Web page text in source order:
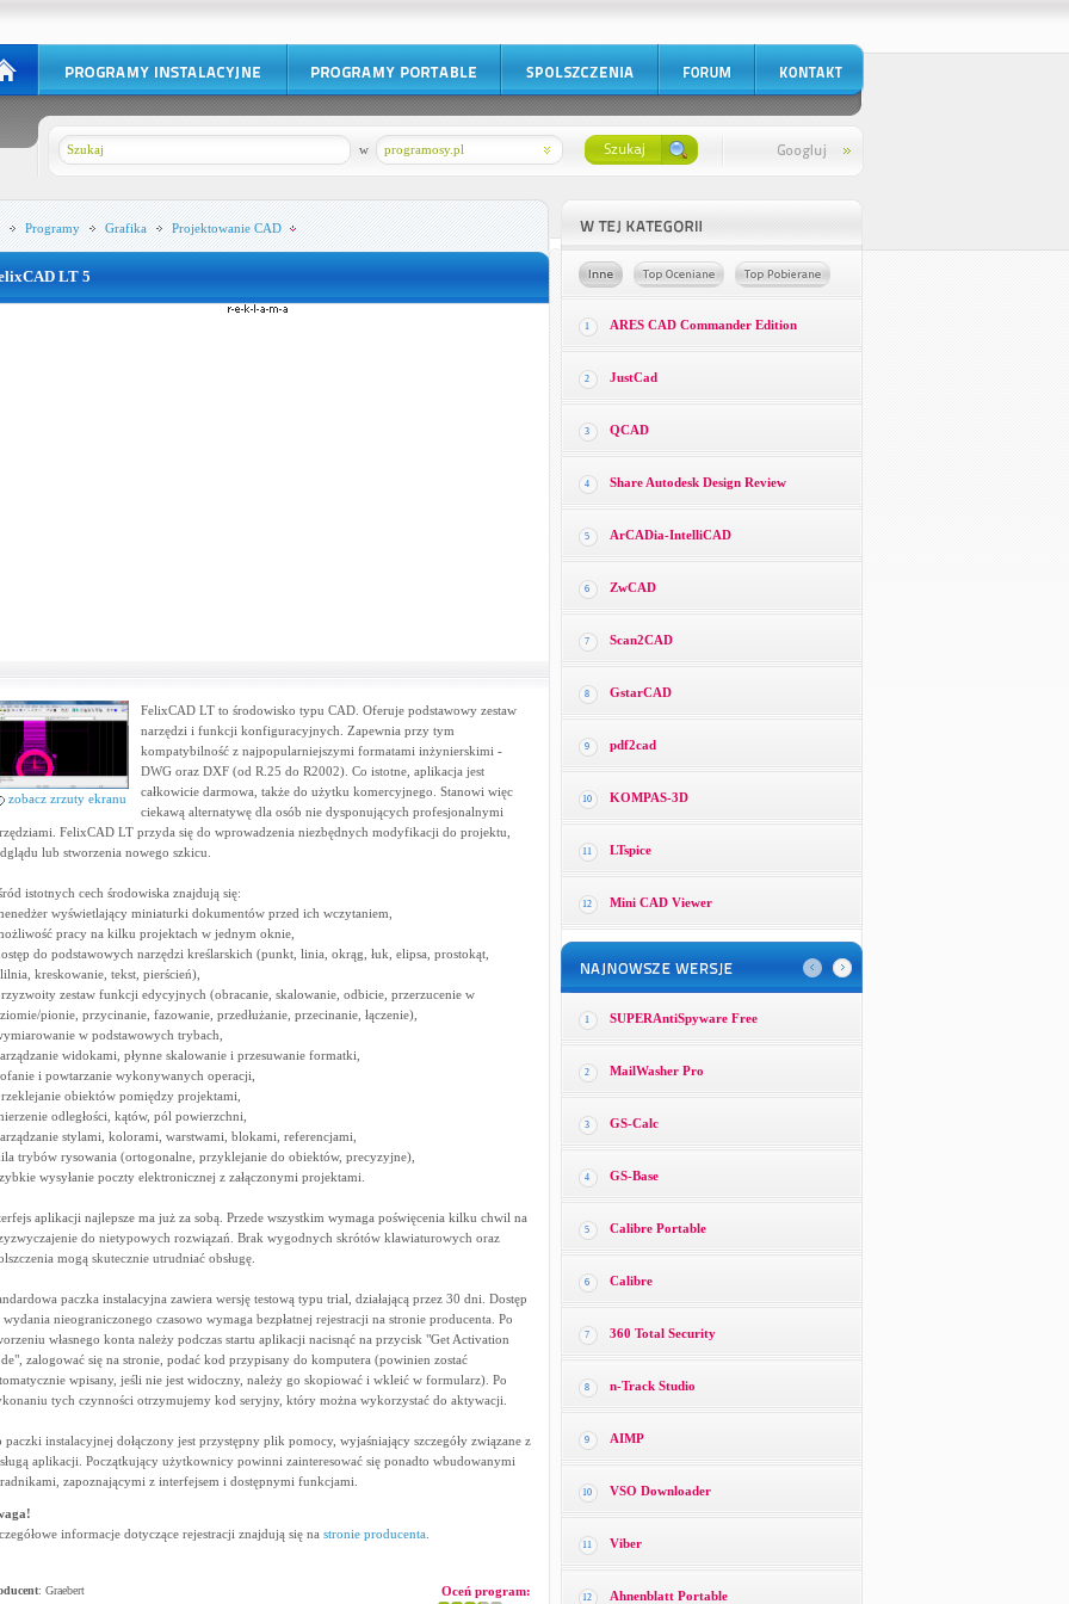
programosy.pl
w
Programy Grafika Projektowanie CAD
LT 5
zobacz zrzuty ekranu
FelixCAD LT to środowisko typu CAD. Oferuje podstawowy zestaw
narzędzi i funkcji konfiguracyjnych. Zapewnia przy tym
kompatybilność z najpopularniejszymi formatami inżynierskimi -
DWG oraz DXF (od R.25 do R2002). Co istotne, aplikacja jest
całkowicie darmowa, także do użytku komercyjnego. Stanowi więc
ciekawą alternatywę dla osób nie dysponujących profesjonalnymi
FelixCAD LT przyda się do wprowadzenia niezbędnych modyfikacji do projektu,
lub stworzenia nowego szkicu.
istotnych cech środowiska znajdują się:
wyświetlający miniaturki dokumentów przed ich wczytaniem,
pracy na kilku projektach w jednym oknie,
do podstawowych narzędzi kreślarskich (punkt, linia, okrąg, łuk, elipsa, prostokąt,
kreskowanie, tekst, pierścień),
zestaw funkcji edycyjnych (obracanie, skalowanie, odbicie, przerzucenie w
pionie, przycinanie, fazowanie, przedłużanie, przecinanie, łączenie),
w podstawowych trybach,
widokami, płynne skalowanie i przesuwanie formatki,
i powtarzanie wykonywanych operacji,
obiektów pomiędzy projektami,
odległości, kątów, pól powierzchni,
stylami, kolorami, warstwami, blokami, referencjami,
trybów rysowania (ortogonalne, przyklejanie do obiektów, precyzyjne),
wysyłanie poczty elektronicznej z załączonymi projektami.
aplikacji najlepsze ma już za sobą. Przede wszystkim wymaga poświęcenia kilku chwil na
do nietypowych rozwiązań. Brak wygodnych skrótów klawiaturowych oraz
mogą skutecznie utrudniać obsługę.
paczka instalacyjna zawiera wersję testową typu trial, działającą przez 30 dni. Dostęp
wydania nieograniczonego czasowo wymaga bezpłatnej rejestracji na stronie producenta. Po
własnego konta należy podczas startu aplikacji nacisnąć na przycisk "Get Activation
zalogować się na stronie, podać kod przypisany do komputera (powinien zostać
wpisany, jeśli nie jest widoczny, należy go skopiować i wkleić w formularz). Po
tych czynności otrzymujemy kod seryjny, który można wykorzystać do aktywacji.
paczki instalacyjnej dołączony jest przystępny plik pomocy, wyjaśniający szczegóły związane z
aplikacji. Początkujący użytkownicy powinni zainteresować się ponadto wbudowanymi
zapoznającymi z interfejsem i dostępnymi funkcjami.
informacje dotyczące rejestracji znajdują się na stronie producenta.
: Graebert Oceń program:
1 ARES CAD Commander Edition
2 JustCad
3 QCAD
4 Share Autodesk Design Review
5 ArCADia-IntelliCAD
6 ZwCAD
7 Scan2CAD
8 GstarCAD
9 pdf2cad
10 KOMPAS-3D
11 LTspice
12 Mini CAD Viewer
1 SUPERAntiSpyware Free
2 MailWasher Pro
3 GS-Calc
4 GS-Base
5 Calibre Portable
6 Calibre
7 360 Total Security
8 n-Track Studio
9 AIMP
10 VSO Downloader
11 Viber
12 Ahnenblatt Portable